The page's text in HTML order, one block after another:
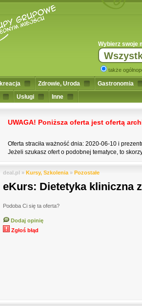
Wybierz swoje
także
Zdrowie, Uroda Gastronomia
Usługi Inne
UWAGA! Poniższa oferta jest ofertą
Oferta straciła ważność dnia: 2020-06-10 i
Jeżeli szukasz ofert o podobnej tematyce, to
deal.pl » Kursy, Szkolenia » Pozostałe
eKurs: Dietetyka kliniczna
Podoba Ci się ta oferta?
Dodaj opinię
Zgłoś błąd